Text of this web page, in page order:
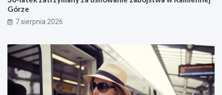
Górze
7 sierpnia 2026